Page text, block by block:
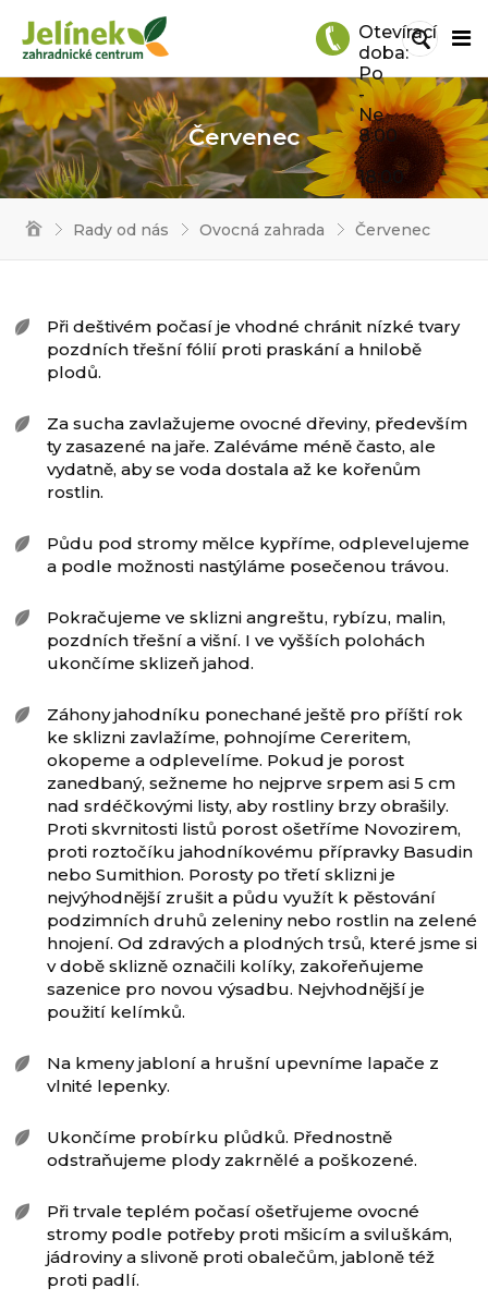
Otevírací
doba:
Po
-
Ne
8:00
-
18:00
Červenec
Rady od nás Ovocná zahrada Červenec
Při deštivém počasí je vhodné chránit nízké tvary
pozdních třešní fólií proti praskání a hnilobě
plodů.
Za sucha zavlažujeme ovocné dřeviny, především
ty zasazené na jaře. Zaléváme méně často, ale
vydatně, aby se voda dostala až ke kořenům
rostlin.
Půdu pod stromy mělce kypříme, odplevelujeme
a podle možnosti nastýláme posečenou trávou.
Pokračujeme ve sklizni angreštu, rybízu, malin,
pozdních třešní a višní. I ve vyšších polohách
ukončíme sklizeň jahod.
Záhony jahodníku ponechané ještě pro příští rok
ke sklizni zavlažíme, pohnojíme Cereritem,
okopeme a odplevelíme. Pokud je porost
zanedbaný, sežneme ho nejprve srpem asi 5 cm
nad srdéčkovými listy, aby rostliny brzy obrašily.
Proti skvrnitosti listů porost ošetříme Novozirem,
proti roztočíku jahodníkovému přípravky Basudin
nebo Sumithion. Porosty po třetí sklizni je
nejvýhodnější zrušit a půdu využít k pěstování
podzimních druhů zeleniny nebo rostlin na zelené
hnojení. Od zdravých a plodných trsů, které jsme si
v době sklizně označili kolíky, zakořeňujeme
sazenice pro novou výsadbu. Nejvhodnější je
použití kelímků.
Na kmeny jabloní a hrušní upevníme lapače z
vlnité lepenky.
Ukončíme probírku plůdků. Přednostně
odstraňujeme plody zakrnělé a poškozené.
Při trvale teplém počasí ošetřujeme ovocné
stromy podle potřeby proti mšicím a sviluškám,
jádroviny a slivoně proti obalečům, jabloně též
proti padlí.